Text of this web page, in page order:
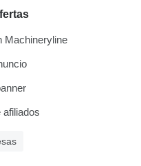
Machineryline
afiliados